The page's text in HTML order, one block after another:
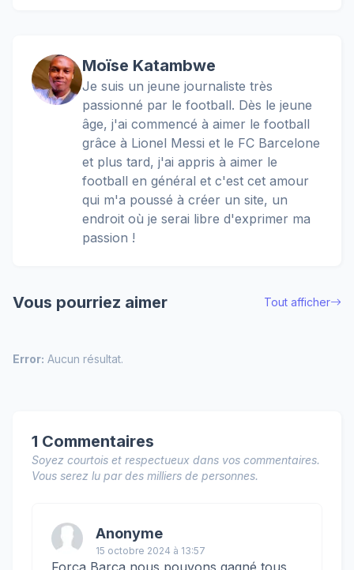
Moïse Katambwe
Je suis un jeune journaliste très
passionné par le football. Dès le jeune
âge, j'ai commencé à aimer le football
grâce à Lionel Messi et le FC Barcelone
et plus tard, j'ai appris à aimer le
football en général et c'est cet amour
qui m'a poussé à créer un site, un
endroit où je serai libre d'exprimer ma
passion !
Vous pourriez aimer Tout afficher
Error: Aucun résultat.
1 Commentaires
Soyez courtois et respectueux dans vos commentaires.
Vous serez lu par des milliers de personnes.
Anonyme
15 octobre 2024 à 13:57
Força Barça nous pouvons gagné tous